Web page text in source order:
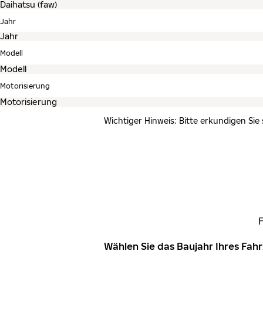
Jahr
Modell
Motorisierung
Wichtiger Hinweis: Bitte erkundigen
Wählen Sie das Baujahr Ihres